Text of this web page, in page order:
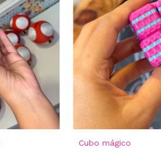
Cubo mágico